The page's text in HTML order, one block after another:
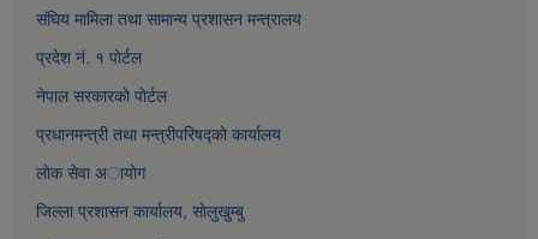
संघिय मामिला तथा सामान्य प्रशासन मन्त्रालय
प्रदेश नं. १ पाेर्टल
नेपाल सरकारकाे पाेर्टल
प्रधानमन्त्री तथा मन्त्रीपरिषद्काे कार्यालय
लाेक सेवा अायाेग
जिल्ला प्रशासन कार्यालय, साेलुखुम्बु